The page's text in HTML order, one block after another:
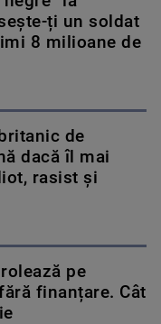
ți un soldat
8 milioane de
de
dacă îl mai
rasist și
pe
finanțare. Cât